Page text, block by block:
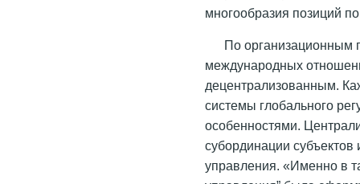
многообразия позиций
По организационным
международных
децентрализованным.
системы глобального
особенностями.
субординации
управления. «Именно в